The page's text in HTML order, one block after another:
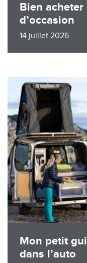
Bien
d’occasion
14 juillet 2026
Image
Mon petit
dans l’auto